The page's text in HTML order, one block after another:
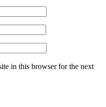
in this browser for the next